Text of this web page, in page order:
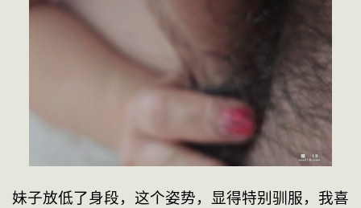
妹子放低了身段，这个姿势，显得特别驯服，我喜